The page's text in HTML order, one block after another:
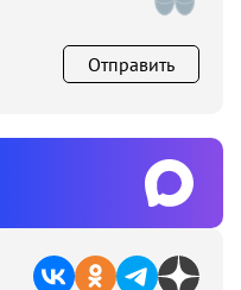
Отправить